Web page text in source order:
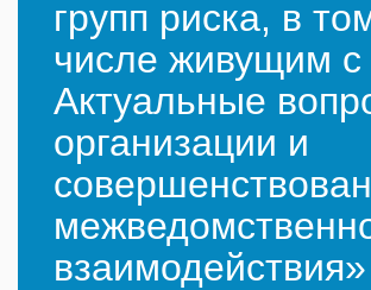
групп риска, в
числе живущим
Актуальные
организации и
взаимодействия»